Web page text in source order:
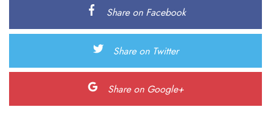
Share on Facebook
Share on Twitter
Share on Google+